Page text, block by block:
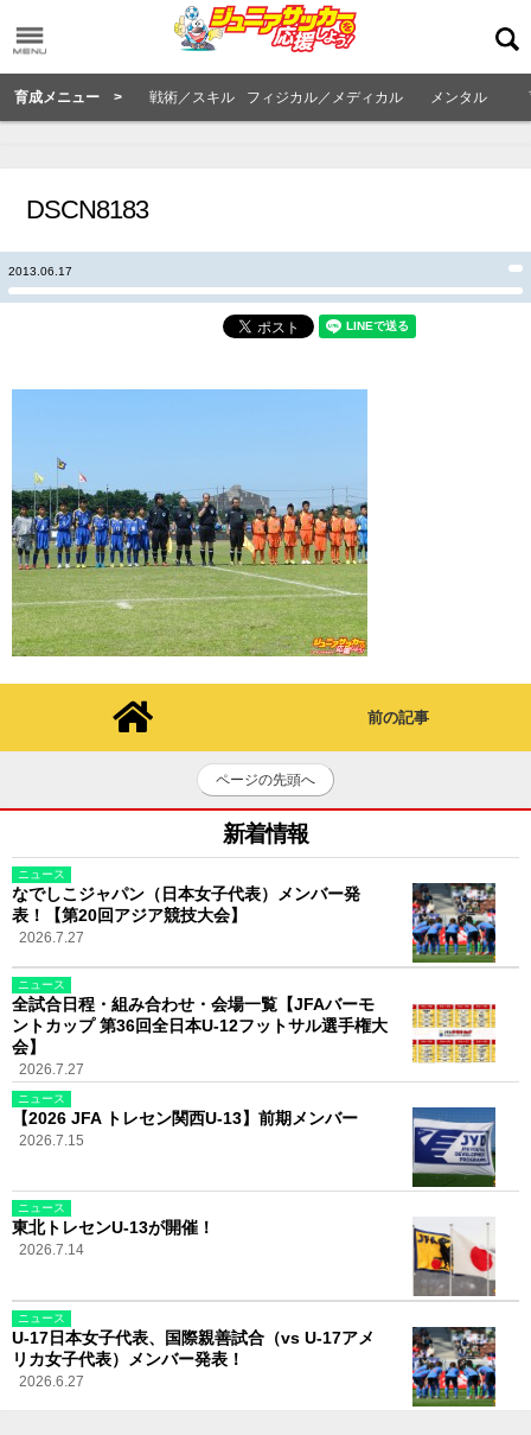
育成メニュー > 戦術／スキル フィジカル／メディカル メンタル
DSCN8183
2013.06.17
前の記事
ページの先頭へ
新着情報
ニュース
なでしこジャパン（日本女子代表）メンバー発
表！【第20回アジア競技大会】
2026.7.27
ニュース
全試合日程・組み合わせ・会場一覧【JFAバーモ
ントカップ 第36回全日本U-12フットサル選手権大
会】
2026.7.27
ニュース
【2026 JFA トレセン関西U-13】前期メンバー
2026.7.15
ニュース
東北トレセンU-13が開催！
2026.7.14
ニュース
U-17日本女子代表、国際親善試合（vs U-17アメ
リカ女子代表）メンバー発表！
2026.6.27